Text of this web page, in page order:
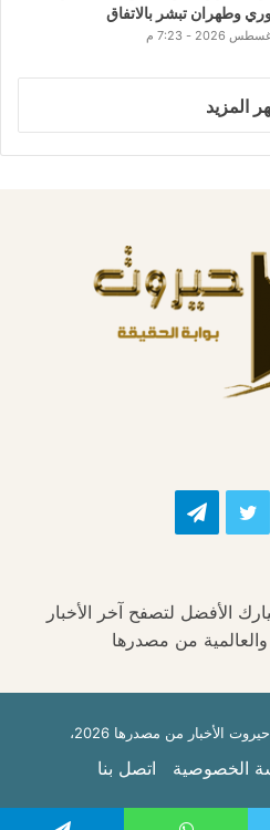
وطهران تبشر بالاتفاق
المزيد
تويتر تيلقرام
الأفضل لتصفح آخر الأخبار
والعالمية من مصدرها
الأخبار من مصدرها 2026،
الخصوصية اتصل بنا